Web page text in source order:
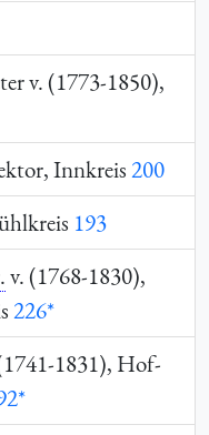
v. (1773-1850),
Innkreis200
193
v. (1768-1830),
226*
1831), Hof-